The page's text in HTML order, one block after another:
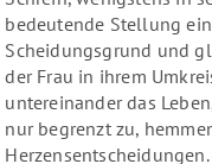
bedeutende Stellung
Scheidungsgrund und
der Frau in ihrem
untereinander das
nur begrenzt zu,